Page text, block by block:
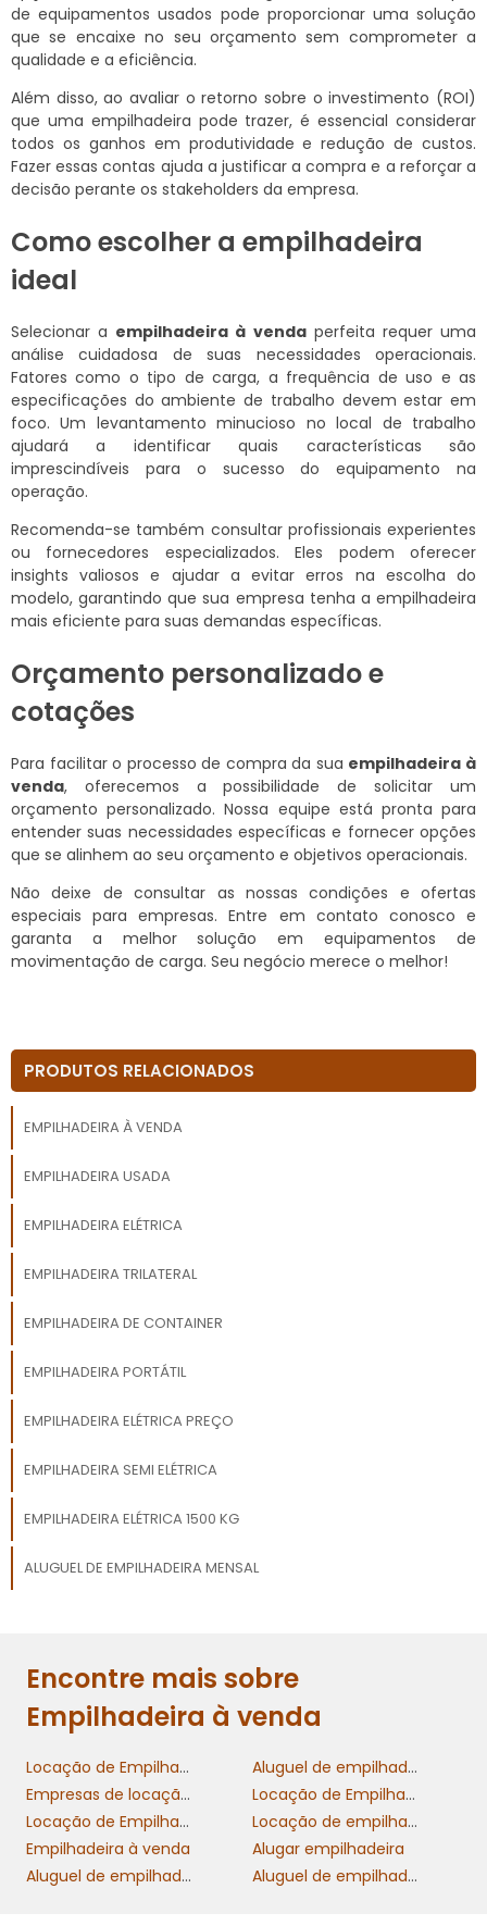
de equipamentos usados pode proporcionar uma solução
que se encaixe no seu orçamento sem comprometer a
qualidade e a eficiência.
Além disso, ao avaliar o retorno sobre o investimento (ROI)
que uma empilhadeira pode trazer, é essencial considerar
todos os ganhos em produtividade e redução de custos.
Fazer essas contas ajuda a justificar a compra e a reforçar a
decisão perante os stakeholders da empresa.
Como escolher a empilhadeira
ideal
Selecionar a empilhadeira à vendaperfeita requer uma
análise cuidadosa de suas necessidades operacionais.
Fatores como o tipo de carga, a frequência de uso e as
especificações do ambiente de trabalho devem estar em
foco. Um levantamento minucioso no local de trabalho
ajudará a identificar quais características são
imprescindíveis para o sucesso do equipamento na
operação.
Recomenda-se também consultar profissionais experientes
ou fornecedores especializados. Eles podem oferecer
insights valiosos e ajudar a evitar erros na escolha do
modelo, garantindo que sua empresa tenha a empilhadeira
mais eficiente para suas demandas específicas.
Orçamento personalizado e
cotações
Para facilitar o processo de compra da sua empilhadeira à
venda, oferecemos a possibilidade de solicitar um
orçamento personalizado. Nossa equipe está pronta para
entender suas necessidades específicas e fornecer opções
que se alinhem ao seu orçamento e objetivos operacionais.
Não deixe de consultar as nossas condições e ofertas
especiais para empresas. Entre em contato conosco e
garanta a melhor solução em equipamentos de
movimentação de carga. Seu negócio merece o melhor!
PRODUTOS RELACIONADOS
EMPILHADEIRA À VENDA
EMPILHADEIRA USADA
EMPILHADEIRA ELÉTRICA
EMPILHADEIRA TRILATERAL
EMPILHADEIRA DE CONTAINER
EMPILHADEIRA PORTÁTIL
EMPILHADEIRA ELÉTRICA PREÇO
EMPILHADEIRA SEMI ELÉTRICA
EMPILHADEIRA ELÉTRICA 1500 KG
ALUGUEL DE EMPILHADEIRA MENSAL
Encontre mais sobre
Empilhadeira à venda
Locação de Empilhadeira
Aluguel de empilhadeira mensal
Empresas de locação de empilhadeiras
Locação de Empilhadeira Elétrica
Locação de Empilhadeira a Combustão
Locação de empilhadeiras elétricas
Empilhadeira à venda
Alugar empilhadeira
Aluguel de empilhadeira diária
Aluguel de empilhadeira por hora